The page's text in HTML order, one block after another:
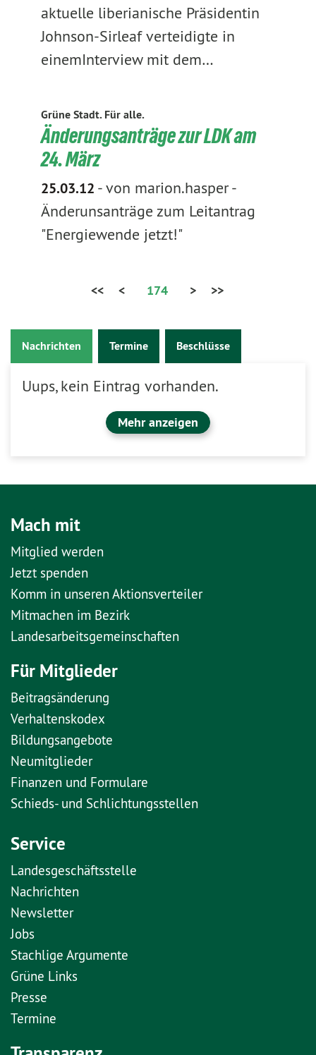
aktuelle liberianische Präsidentin
Johnson-Sirleaf verteidigte in
einemInterview mit dem…
Grüne Stadt. Für alle.
Änderungsanträge zur LDK am
24. März
25.03.12 -von marion.hasper-
Änderunsanträge zum Leitantrag
"Energiewende jetzt!"
<< < 174 > >>
Nachrichten Termine Beschlüsse
Uups, kein Eintrag vorhanden.
Mehr anzeigen
Mach mit
Mitglied werden
Jetzt spenden
Komm in unseren Aktionsverteiler
Mitmachen im Bezirk
Landesarbeitsgemeinschaften
Für Mitglieder
Beitragsänderung
Verhaltenskodex
Bildungsangebote
Neumitglieder
Finanzen und Formulare
Schieds- und Schlichtungsstellen
Service
Landesgeschäftsstelle
Nachrichten
Newsletter
Jobs
Stachlige Argumente
Grüne Links
Presse
Termine